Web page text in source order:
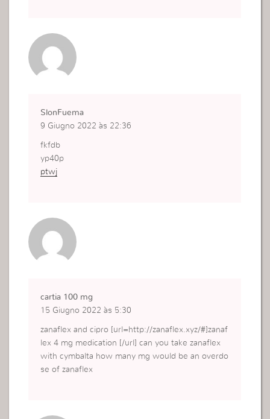
SlonFuema
9 Giugno 2022 às 22:36
fkfdb
yp40p
ptwj
cartia 100 mg
15 Giugno 2022 às 5:30
zanaflex and cipro [url=http://zanaflex.xyz/#]zanaf
lex 4 mg medication [/url] can you take zanaflex
with cymbalta how many mg would be an overdo
se of zanaflex